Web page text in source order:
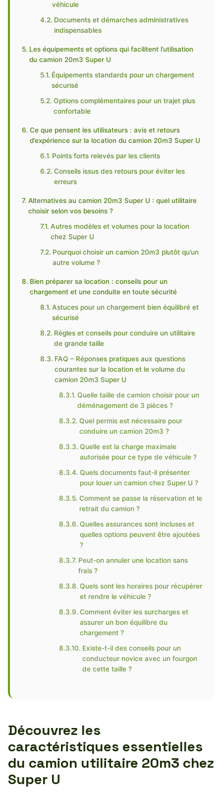
véhicule
Documents et démarches administratives
indispensables
Les équipements et options qui facilitent l’utilisation
du camion 20m3 Super U
Équipements standards pour un chargement
sécurisé
Options complémentaires pour un trajet plus
confortable
Ce que pensent les utilisateurs : avis et retours
d’expérience sur la location du camion 20m3 Super U
Points forts relevés par les clients
Conseils issus des retours pour éviter les
erreurs
Alternatives au camion 20m3 Super U : quel utilitaire
choisir selon vos besoins ?
Autres modèles et volumes pour la location
chez Super U
Pourquoi choisir un camion 20m3 plutôt qu’un
autre volume ?
Bien préparer sa location : conseils pour un
chargement et une conduite en toute sécurité
Astuces pour un chargement bien équilibré et
sécurisé
Règles et conseils pour conduire un utilitaire
de grande taille
FAQ – Réponses pratiques aux questions
courantes sur la location et le volume du
camion 20m3 Super U
Quelle taille de camion choisir pour un
déménagement de 3 pièces ?
Quel permis est nécessaire pour
conduire un camion 20m3 ?
Quelle est la charge maximale
autorisée pour ce type de véhicule ?
Quels documents faut-il présenter
pour louer un camion chez Super U ?
Comment se passe la réservation et le
retrait du camion ?
Quelles assurances sont incluses et
quelles options peuvent être ajoutées
?
Peut-on annuler une location sans
frais ?
Quels sont les horaires pour récupérer
et rendre le véhicule ?
Comment éviter les surcharges et
assurer un bon équilibre du
chargement ?
Existe-t-il des conseils pour un
conducteur novice avec un fourgon
de cette taille ?
Découvrez les
caractéristiques essentielles
du camion utilitaire 20m3 chez
Super U